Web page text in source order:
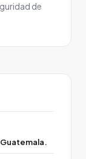
de
Guatemala.